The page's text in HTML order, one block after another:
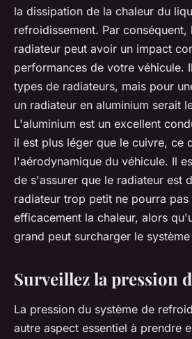
la dissipation de la chaleur du
refroidissement. Par
radiateur peut avoir un impact
performances de votre véhicule.
types de radiateurs, mais pour
un radiateur en aluminium serait
L'aluminium est un excellent
il est plus léger que le cuivre, ce
l'aérodynamique du véhicule. Il
de s'assurer que le radiateur est
radiateur trop petit ne pourra pas
efficacement la chaleur, alors
grand peut surcharger le
Surveillez la pression
La pression du système de
autre aspect essentiel à prendre